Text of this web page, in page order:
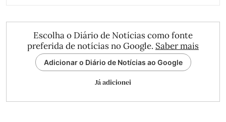
Escolha o Diário de Notícias como fonte
preferida de notícias no Google. Saber mais
Adicionar o Diário de Notícias ao Google
Já adicionei